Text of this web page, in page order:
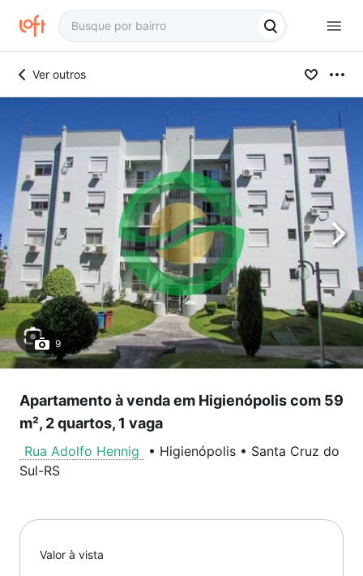
Ver outros
9
Apartamento à venda em Higienópolis com 59
m², 2 quartos, 1 vaga
Rua Adolfo Hennig • Higienópolis • Santa Cruz do
Sul-RS
Valor à vista